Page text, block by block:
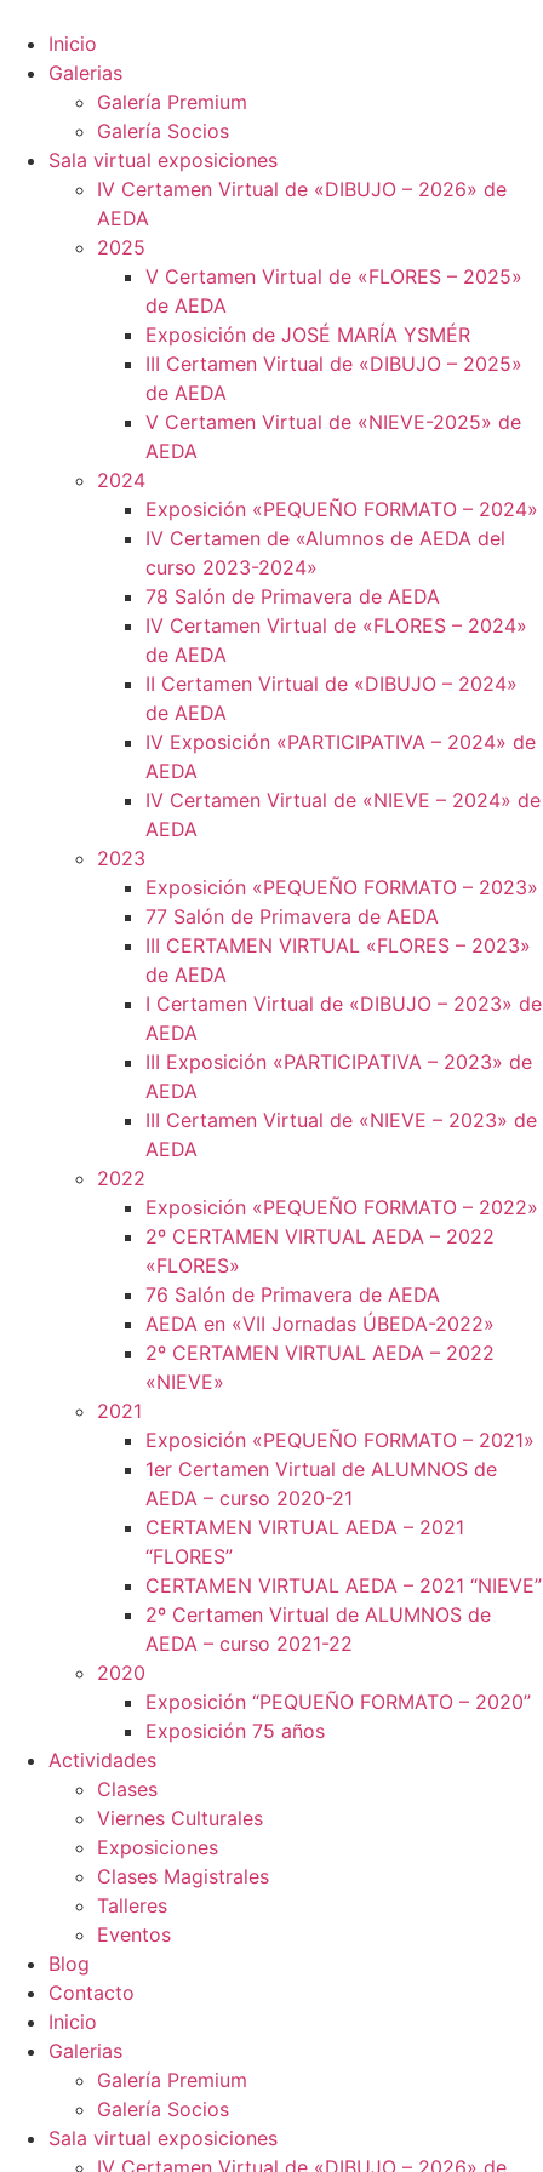
contenido
Inicio
Galerias
Galería Premium
Galería Socios
Sala virtual exposiciones
IV Certamen Virtual de «DIBUJO – 2026» de
AEDA
2025
V Certamen Virtual de «FLORES – 2025»
de AEDA
Exposición de JOSÉ MARÍA YSMÉR
III Certamen Virtual de «DIBUJO – 2025»
de AEDA
V Certamen Virtual de «NIEVE-2025» de
AEDA
2024
Exposición «PEQUEÑO FORMATO – 2024»
IV Certamen de «Alumnos de AEDA del
curso 2023-2024»
78 Salón de Primavera de AEDA
IV Certamen Virtual de «FLORES – 2024»
de AEDA
II Certamen Virtual de «DIBUJO – 2024»
de AEDA
IV Exposición «PARTICIPATIVA – 2024» de
AEDA
IV Certamen Virtual de «NIEVE – 2024» de
AEDA
2023
Exposición «PEQUEÑO FORMATO – 2023»
77 Salón de Primavera de AEDA
III CERTAMEN VIRTUAL «FLORES – 2023»
de AEDA
I Certamen Virtual de «DIBUJO – 2023» de
AEDA
III Exposición «PARTICIPATIVA – 2023» de
AEDA
III Certamen Virtual de «NIEVE – 2023» de
AEDA
2022
Exposición «PEQUEÑO FORMATO – 2022»
2º CERTAMEN VIRTUAL AEDA – 2022
«FLORES»
76 Salón de Primavera de AEDA
AEDA en «VII Jornadas ÚBEDA-2022»
2º CERTAMEN VIRTUAL AEDA – 2022
«NIEVE»
2021
Exposición «PEQUEÑO FORMATO – 2021»
1er Certamen Virtual de ALUMNOS de
AEDA – curso 2020-21
CERTAMEN VIRTUAL AEDA – 2021
“FLORES”
CERTAMEN VIRTUAL AEDA – 2021 “NIEVE”
2º Certamen Virtual de ALUMNOS de
AEDA – curso 2021-22
2020
Exposición “PEQUEÑO FORMATO – 2020”
Exposición 75 años
Actividades
Clases
Viernes Culturales
Exposiciones
Clases Magistrales
Talleres
Eventos
Blog
Contacto
Inicio
Galerias
Galería Premium
Galería Socios
Sala virtual exposiciones
IV Certamen Virtual de «DIBUJO – 2026» de